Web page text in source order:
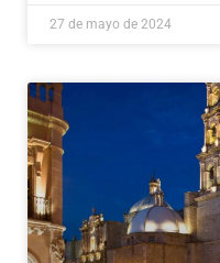
27 de mayo de 2024